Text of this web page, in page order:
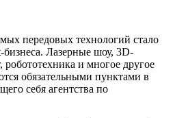
передовых технологий стало
Лазерные шоу, 3D-
и многое другое
обязательными пунктами в
себя агентства по